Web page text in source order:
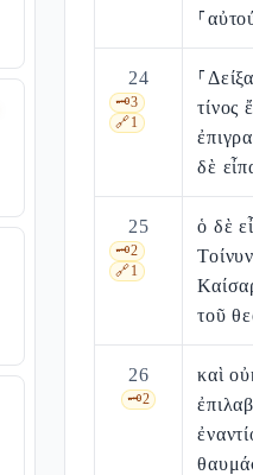
24
🗝️3
🔗1
τίνος
δὲ
25
🗝️2
🔗1
ὁ δὲ
τοῦ
26
🗝️2
καὶ